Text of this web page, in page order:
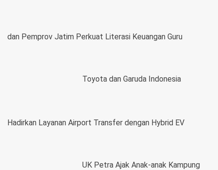
dan Pemprov Jatim Perkuat Literasi Keuangan Guru
Toyota dan Garuda Indonesia
Hadirkan Layanan Airport Transfer dengan Hybrid EV
UK Petra Ajak Anak-anak Kampung